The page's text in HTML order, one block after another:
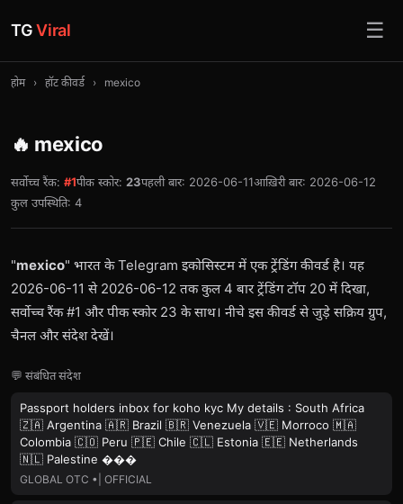
TGViral ☰
होम › हॉट कीवर्ड › mexico
🔥 mexico
सर्वोच्च रैंक: #1पीक स्कोर: 23पहली बार: 2026-06-11आख़िरी बार: 2026-06-12
कुल उपस्थिति: 4
"mexico" भारत के Telegram इकोसिस्टम में एक ट्रेंडिंग कीवर्ड है। यह
2026-06-11 से 2026-06-12 तक कुल 4 बार ट्रेंडिंग टॉप 20 में दिखा,
सर्वोच्च रैंक #1 और पीक स्कोर 23 के साथ। नीचे इस कीवर्ड से जुड़े सक्रिय ग्रुप,
चैनल और संदेश देखें।
💬 संबंधित संदेश
Passport holders inbox for koho kyc My details : South Africa
🇿🇦 Argentina 🇦🇷 Brazil 🇧🇷 Venezuela 🇻🇪 Morroco 🇲🇦
Colombia 🇨🇴 Peru 🇵🇪 Chile 🇨🇱 Estonia 🇪🇪 Netherlands
🇳🇱 Palestine ���
GLOBAL OTC •| OFFICIAL